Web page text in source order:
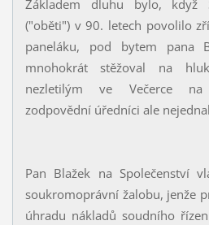
Základem dluhu bylo, když
("oběti") v 90. letech povolilo
paneláku, pod bytem pana
mnohokrát stěžoval na
nezletilým ve Večerce na
zodpovědní úředníci ale
Pan Blažek na Společenství
soukromoprávní žalobu, jenže
úhradu nákladů soudního